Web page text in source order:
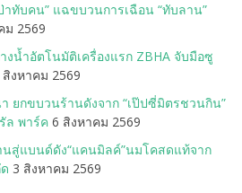
าทับคน” แฉขบวนการเฉือน “ทับลาน”
ม 2569
น้ำอัตโนมัติเครื่องแรก ZBHA จับมือซู
สิงหาคม 2569
ยกขบวนร้านดังจาก “เป๊ปซี่มิตรชวนกิน”
ล พาร์ค 6 สิงหาคม 2569
สู่แบนด์ดัง“แคนมิลค์”นมโคสดแท้จาก
3 สิงหาคม 2569